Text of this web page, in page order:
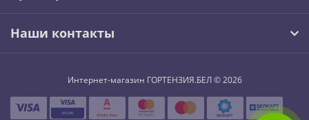
Наши контакты
Интернет-магазин ГОРТЕНЗИЯ.БЕЛ © 2026